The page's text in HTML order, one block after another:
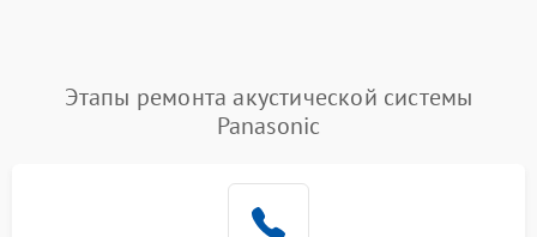
Этапы ремонта акустической системы
Panasonic